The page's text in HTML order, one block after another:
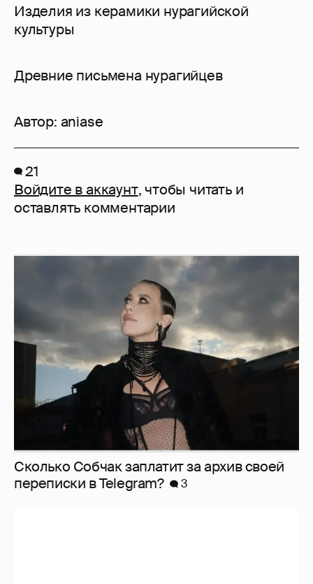
Изделия из керамики нурагийской
культуры
Древние письмена нурагийцев
Автор: aniase
21
Войдите в аккаунт, чтобы читать и
оставлять комментарии
Сколько Собчак заплатит за архив своей
перeписки в Telegram?
3